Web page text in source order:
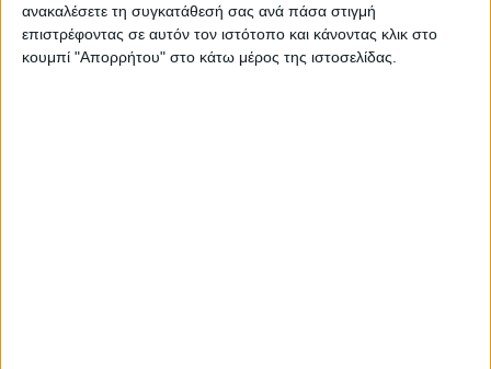
ανακαλέσετε τη συγκατάθεσή σας ανά πάσα στιγμή
επιστρέφοντας σε αυτόν τον ιστότοπο και κάνοντας κλικ στο
κουμπί "Απορρήτου" στο κάτω μέρος της ιστοσελίδας.
λειτουργίας, όπου ελεύθερο θα είναι μόνο
το κέρδος και θα εξοβελίζονται οι
κοινωνικές ανάγκες και τα λαϊκά